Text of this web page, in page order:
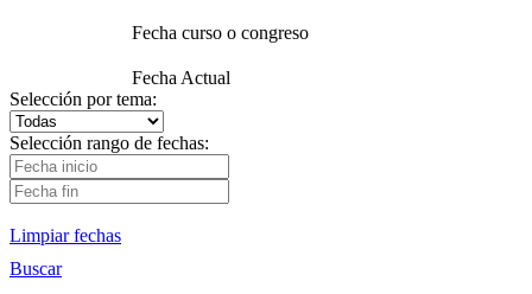
Fecha curso o congreso
Fecha Actual
Selección por tema:
Selección rango de fechas:
Limpiar fechas
Buscar